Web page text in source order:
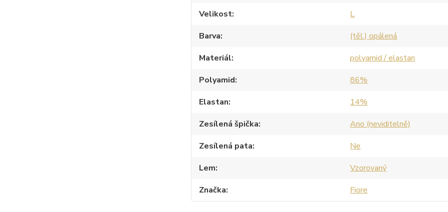
Velikost
L
Barva
(těl.) opálená
Materiál
polyamid / elastan
Polyamid
86%
Elastan
14%
Zesílená špička
Ano (neviditelně)
Zesílená pata
Ne
Lem
Vzorovaný
Značka
Fiore